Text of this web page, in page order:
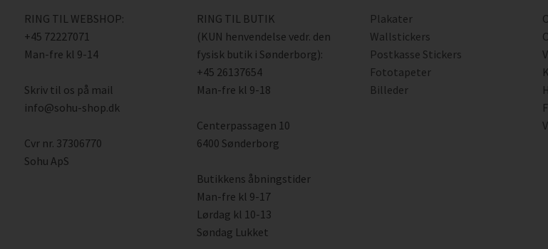
RING TIL WEBSHOP:
+45 72227071
Man-fre kl 9-14
Skriv til os på mail
info@sohu-shop.dk
Cvr nr. 37306770
Sohu ApS
RING TIL BUTIK
(KUN henvendelse vedr. den
fysisk butik i Sønderborg):
+45 26137654
Man-fre kl 9-18
Centerpassagen 10
6400 Sønderborg
Butikkens åbningstider
Man-fre kl 9-17
Lørdag kl 10-13
Søndag Lukket
Plakater
Wallstickers
Postkasse Stickers
Fototapeter
Billeder